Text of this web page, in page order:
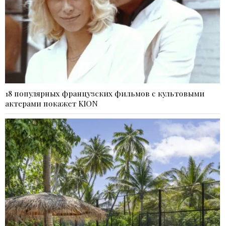
18 популярных французских фильмов с культовыми
актерами покажет KION